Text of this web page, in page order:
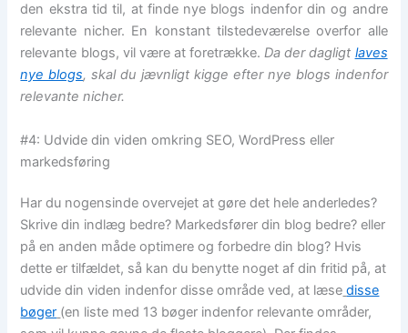
den ekstra tid til, at finde nye blogs indenfor din og andre
relevante nicher. En konstant tilstedeværelse overfor alle
relevante blogs, vil være at foretrække.Da der dagligt laves
nye blogs, skal du jævnligt kigge efter nye blogs indenfor
relevante nicher.
#4: Udvide din viden omkring SEO, WordPress eller
markedsføring
Har du nogensinde overvejet at gøre det hele anderledes?
Skrive din indlæg bedre? Markedsfører din blog bedre? eller
på en anden måde optimere og forbedre din blog? Hvis
dette er tilfældet, så kan du benytte noget af din fritid på, at
udvide din viden indenfor disse område ved, at læse disse
bøger (en liste med 13 bøger indenfor relevante områder,